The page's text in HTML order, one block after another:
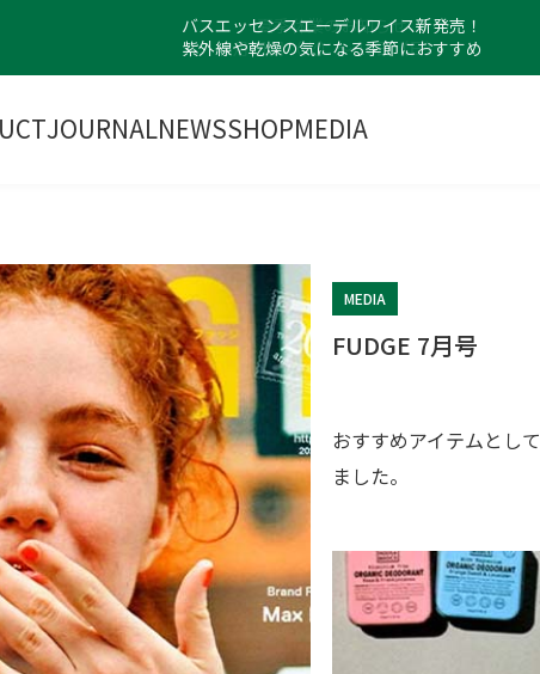
バスエッセンスエーデルワイス新発売！
紫外線や乾燥の気になる季節におすすめ
JOURNALNEWSSHOPMEDIA
MEDIA
FUDGE 7月号
おすすめアイテムとして
ました。